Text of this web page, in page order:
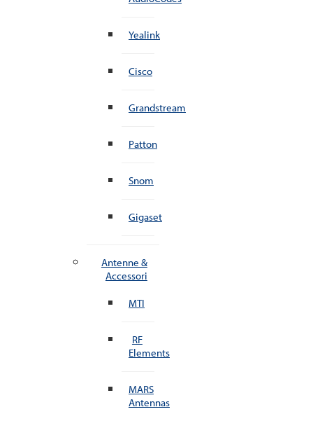
Yealink
Cisco
Grandstream
Patton
Snom
Gigaset
Antenne &
Accessori
MTI
RF
Elements
MARS
Antennas